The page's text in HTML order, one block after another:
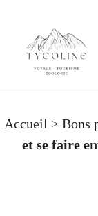
contenu
Accueil > Bons
et se faire